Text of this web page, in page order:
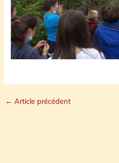
← Article précédent